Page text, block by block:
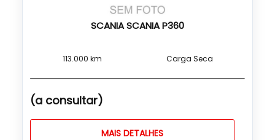
SCANIA SCANIA P360
113.000 km Carga Seca
(a consultar)
MAIS DETALHES